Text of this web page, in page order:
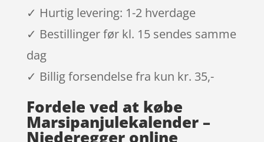
✓ Hurtig levering: 1-2 hverdage
✓ Bestillinger før kl. 15 sendes samme
dag
✓ Billig forsendelse fra kun kr. 35,-
Fordele ved at købe
Marsipanjulekalender –
Niederegger online